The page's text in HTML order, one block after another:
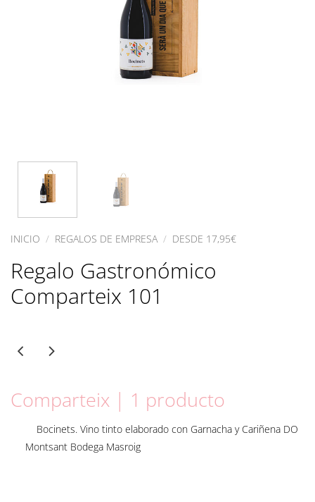
INICIO / REGALOS DE EMPRESA / DESDE 17,95€
Regalo Gastronómico
Comparteix 101
Comparteix | 1 producto
Bocinets. Vino tinto elaborado con Garnacha y Cariñena DO
Montsant Bodega Masroig